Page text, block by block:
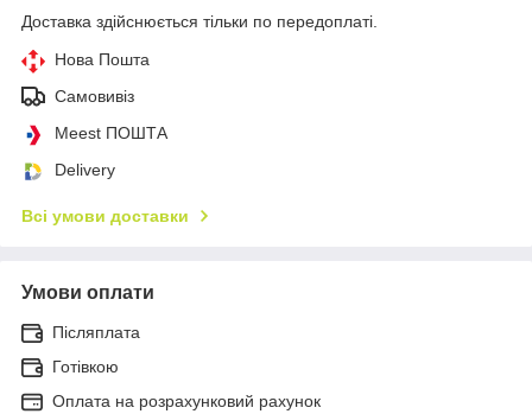
Доставка здійснюється тільки по передоплаті.
Нова Пошта
Самовивіз
Meest ПОШТА
Delivery
Всі умови доставки
Умови оплати
Післяплата
Готівкою
Оплата на розрахунковий рахунок